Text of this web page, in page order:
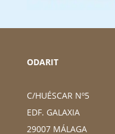
ODARIT
C/HUÉSCAR Nº5
EDF. GALAXIA
29007 MÁLAGA